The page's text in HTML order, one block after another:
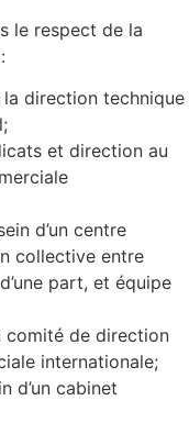
le respect de la
direction technique
et direction au
d’un centre
collective entre
part, et équipe
comité de direction
internationale;
d’un cabinet